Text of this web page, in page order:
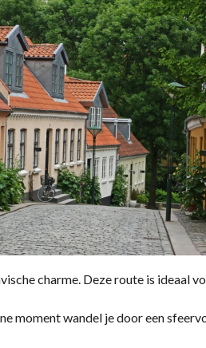
charme. Deze route is ideaal
moment wandel je door een